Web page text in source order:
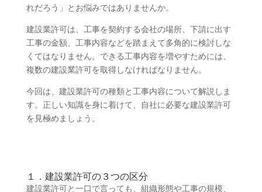
れだろう」とお悩みではありませんか。
建設業許可は、工事を契約する会社の場所、下請に出す
工事の金額、工事内容などを踏まえて多角的に検討しな
くてはなりません。できる工事内容を増やすためには、
複数の建設業許可を取得しなければなりません。
今回は、建設業許可の種類と工事内容について解説しま
す。正しい知識を身に着けて、自社に必要な建設業許可
を見極めましょう。
１．建設業許可の３つの区分
建設業許可と一口で言っても、組織形態や工事の規模、